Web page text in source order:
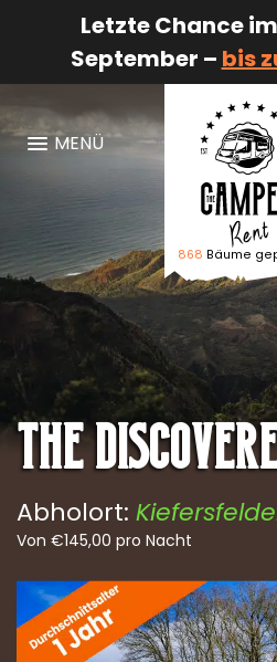
Letzte Chance
September – bis
MENÜ
Logo
868 Bäume
The
Abholort:
Von €145,00 pro Nacht